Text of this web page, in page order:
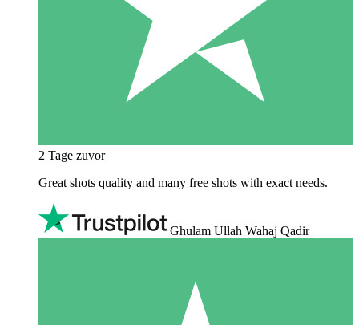
2 Tage zuvor
Great shots quality and many free shots with exact needs.
Ghulam Ullah Wahaj Qadir